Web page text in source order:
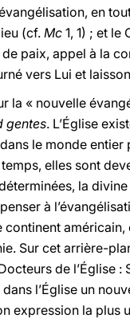
en
(cf. Mc 1, 1) ; et
paix, appel à la
vers Lui et
la « nouvelle
gentes. L’Église
le monde
elles sont
la
à
continent
Sur cet arrière-
de l’Église :
l’Église un
expression la plus